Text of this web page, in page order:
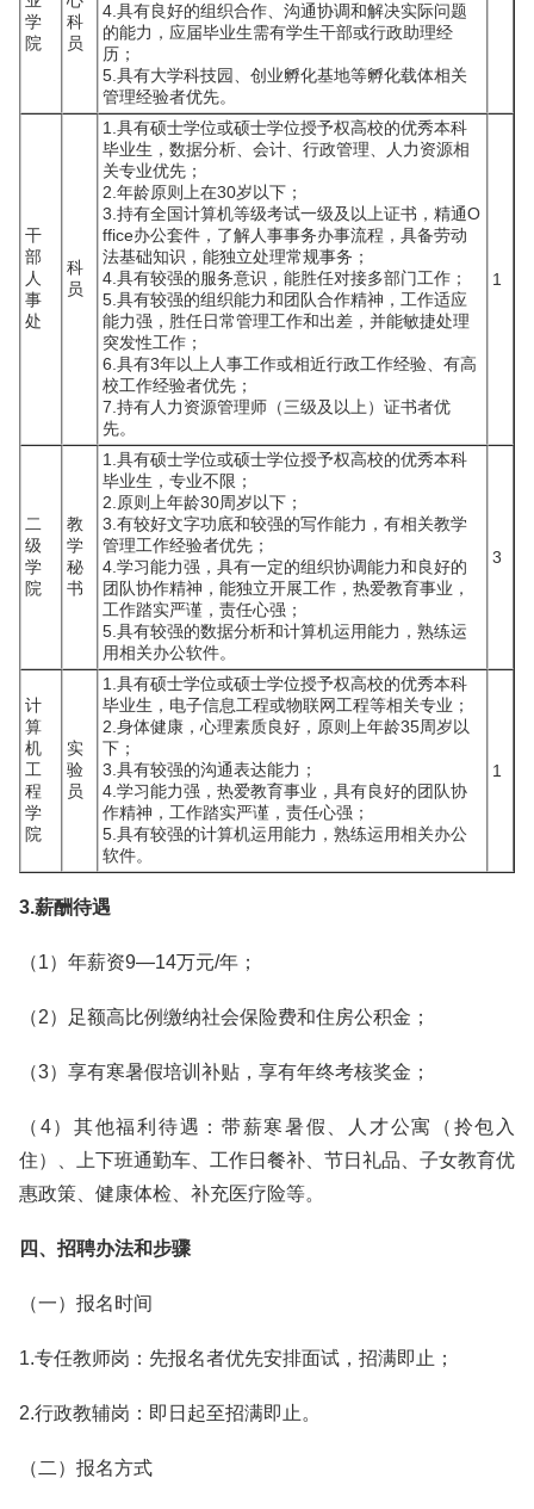
学
院
科
员
4.具有良好的组织合作、沟通协调和解决实际问题
的能力，应届毕业生需有学生干部或行政助理经
历；
5.具有大学科技园、创业孵化基地等孵化载体相关
管理经验者优先。
干
部
人
事
处
科
员
1.具有硕士学位或硕士学位授予权高校的优秀本科
毕业生，数据分析、会计、行政管理、人力资源相
关专业优先；
2.年龄原则上在30岁以下；
3.持有全国计算机等级考试一级及以上证书，精通O
ffice办公套件，了解人事事务办事流程，具备劳动
法基础知识，能独立处理常规事务；
4.具有较强的服务意识，能胜任对接多部门工作；
5.具有较强的组织能力和团队合作精神，工作适应
能力强，胜任日常管理工作和出差，并能敏捷处理
突发性工作；
6.具有3年以上人事工作或相近行政工作经验、有高
校工作经验者优先；
7.持有人力资源管理师（三级及以上）证书者优
先。
1
二
级
学
院
教
学
秘
书
1.具有硕士学位或硕士学位授予权高校的优秀本科
毕业生，专业不限；
2.原则上年龄30周岁以下；
3.有较好文字功底和较强的写作能力，有相关教学
管理工作经验者优先；
4.学习能力强，具有一定的组织协调能力和良好的
团队协作精神，能独立开展工作，热爱教育事业，
工作踏实严谨，责任心强；
5.具有较强的数据分析和计算机运用能力，熟练运
用相关办公软件。
3
计
算
机
工
程
学
院
实
验
员
1.具有硕士学位或硕士学位授予权高校的优秀本科
毕业生，电子信息工程或物联网工程等相关专业；
2.身体健康，心理素质良好，原则上年龄35周岁以
下；
3.具有较强的沟通表达能力；
4.学习能力强，热爱教育事业，具有良好的团队协
作精神，工作踏实严谨，责任心强；
5.具有较强的计算机运用能力，熟练运用相关办公
软件。
1
3.薪酬待遇
（1）年薪资9—14万元/年；
（2）足额高比例缴纳社会保险费和住房公积金；
（3）享有寒暑假培训补贴，享有年终考核奖金；
（4）其他福利待遇：带薪寒暑假、人才公寓（拎包入
住）、上下班通勤车、工作日餐补、节日礼品、子女教育优
惠政策、健康体检、补充医疗险等。
四、招聘办法和步骤
（一）报名时间
1.专任教师岗：先报名者优先安排面试，招满即止；
2.行政教辅岗：即日起至招满即止。
（二）报名方式